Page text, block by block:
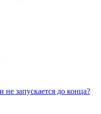
не запускается до конца?